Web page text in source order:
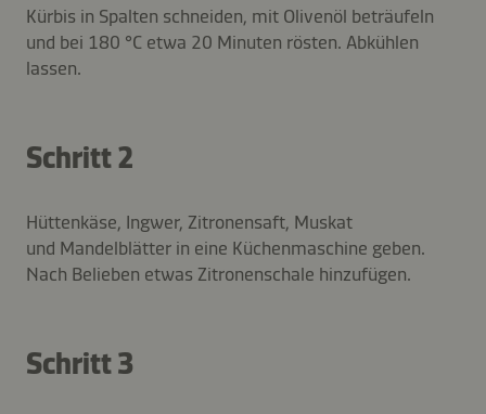
Kürbis in Spalten schneiden, mit Olivenöl beträufeln
und bei 180 °C etwa 20 Minuten rösten. Abkühlen
lassen.
Schritt 2
Hüttenkäse, Ingwer, Zitronensaft, Muskat
und Mandelblätter in eine Küchenmaschine geben.
Nach Belieben etwas Zitronenschale hinzufügen.
Schritt 3